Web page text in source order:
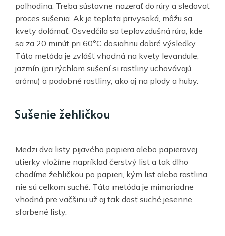
polhodina. Treba sústavne nazerať do rúry a sledovať
proces sušenia. Ak je teplota privysoká, môžu sa
kvety dolámať. Osvedčila sa teplovzdušná rúra, kde
sa za 20 minút pri 60°C dosiahnu dobré výsledky.
Táto metóda je zvlášť vhodná na kvety levandule,
jazmín (pri rýchlom sušení si rastliny uchovávajú
arómu) a podobné rastliny, ako aj na plody a huby.
Sušenie žehličkou
Medzi dva listy pijavého papiera alebo papierovej
utierky vložíme napríklad čerstvý list a tak dlho
chodíme žehličkou po papieri, kým list alebo rastlina
nie sú celkom suché. Táto metóda je mimoriadne
vhodná pre väčšinu už aj tak dosť suché jesenne
sfarbené listy.